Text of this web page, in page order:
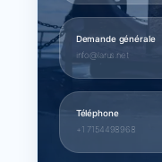
Demande générale
info@larus.net
Téléphone
+1 7154498968